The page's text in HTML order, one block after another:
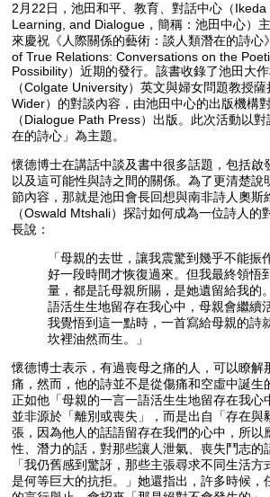
2月22日，池田和平、教育、對話中心（
Learning, and Dialogue，簡稱：池田中心）
來慶祝《人際關係的藝術：談人類潛在的詩心
of True Relations: Conversations on the
Possibility）近期的發行。該書收錄了池田大
（Colgate University）英文與婦女問題教授
Wider）的對談內容，由池田中心的出版機構
（Dialogue Path Press）出版。此次活動以
在的詩心」為主題。
懷德博士在講話中談及書中很多話題，包括啟
以及這可能性與詩之間的關係。為了更清楚說
節內容，那就是池田會長回想與南非詩人奧斯
（Oswald Mtshali）探討如何成為一位詩人的
長說：
「母親的去世，讓我震驚到幾乎不能振
好一段時間才恢復過來。但我最終領悟
量，都是託母親所賜，是她遺留給我的
語活生生地留存在我心中，母親會繼續
我覺悟到這一點時，一首寫給母親的詩
坎裡油然而生。」
懷德博士表示，有過喪母之痛的人，可以瞭解
痛，然而，他的詩並不是從傷痛和空虛中誕生
正如他「母親的一言一語活生生地留存在我心
並非源於「離別或喪失」，而是出自「存在與
張，因為他人的話語留存在我們的心中，所以
性、潛力的話，對那些讓人泄氣、喪失鬥志的
「我仍舊感到驚訝，那些主張尋求不同生活方
是何等巨大的抗拒。」她還指出，許多時候，